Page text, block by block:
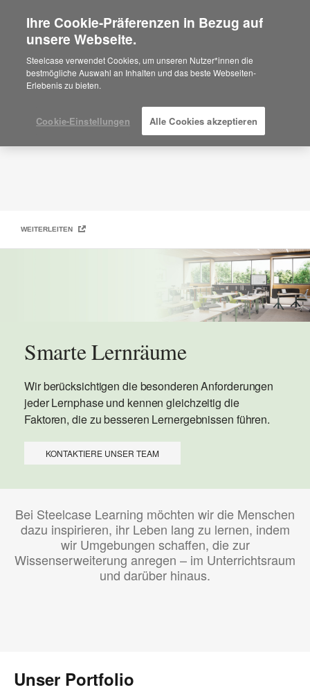
Are you in United States?
Would you like to see Products we sell in
your region?
Americas
Español
Steelcase Learning
WEITERLEITEN
Smarte Lernräume
Wir berücksichtigen die besonderen Anforderungen
jeder Lernphase und kennen gleichzeitig die
Faktoren, die zu besseren Lernergebnissen führen.
KONTAKTIERE UNSER TEAM
Bei Steelcase Learning möchten wir die Menschen
dazu inspirieren, ihr Leben lang zu lernen, indem
wir Umgebungen schaffen, die zur
Wissenserweiterung anregen – im Unterrichtsraum
und darüber hinaus.
Unser Portfolio
Ihre Cookie-Präferenzen in Bezug auf
unsere Webseite.
Steelcase verwendet Cookies, um unseren Nutzer*innen die
bestmögliche Auswahl an Inhalten und das beste Webseiten-
Erlebenis zu bieten.
Cookie-Einstellungen Alle Cookies akzeptieren